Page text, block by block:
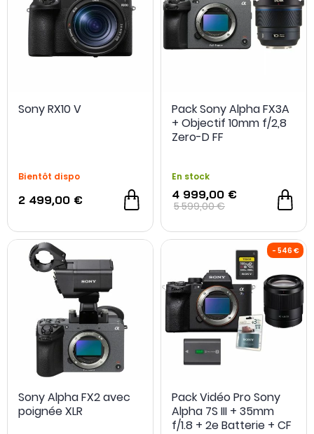
Sony RX10 V
Bientôt dispo
2 499,00 €
Pack Sony Alpha FX3A
+ Objectif 10mm f/2,8
Zero-D FF
En stock
4 999,00 €
5 599,00 €
Sony Alpha FX2 avec
poignée XLR
Pack Vidéo Pro Sony
Alpha 7S III + 35mm
f/1.8 + 2e Batterie + CF